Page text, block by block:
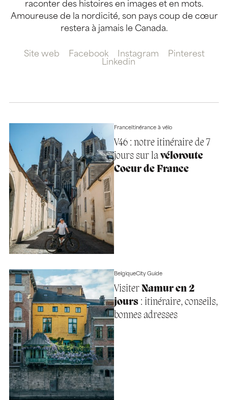
raconter des histoires en images et en mots.
Amoureuse de la nordicité, son pays coup de cœur
restera à jamais le Canada.
Site web Facebook Instagram
Pinterest
Linkedin
FranceItinérance à vélo
V46 : notre itinéraire de 7
jours sur lavéloroute
Coeur de France
BelgiqueCity Guide
Visiter Namur en 2
jours: itinéraire, conseils,
bonnes adresses